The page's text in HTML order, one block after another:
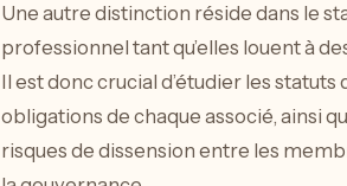
Une autre distinction réside dans le
professionnel tant qu’elles louent à
Il est donc crucial d’étudier les
obligations de chaque associé, ainsi
risques de dissension entre les